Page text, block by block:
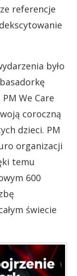
referencje
było
We Care
coroczną
dzieci. PM
organizacji
temu
600
świecie